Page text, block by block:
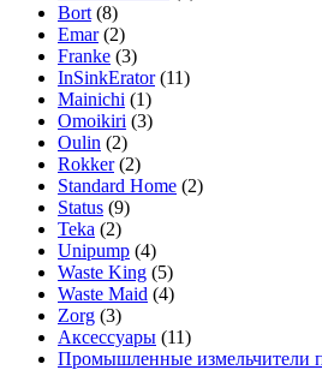
Bort (8)
Emar (2)
Franke (3)
InSinkErator (11)
Mainichi (1)
Omoikiri (3)
Oulin (2)
Rokker (2)
Standard Home (2)
Status (9)
Teka (2)
Unipump (4)
Waste King (5)
Waste Maid (4)
Zorg (3)
Аксессуары (11)
Промышленные измельчители